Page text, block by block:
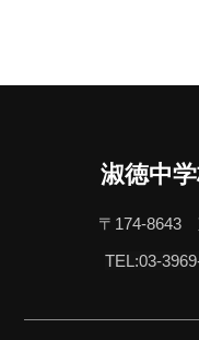
淑徳中
〒174-8643
TEL:03-